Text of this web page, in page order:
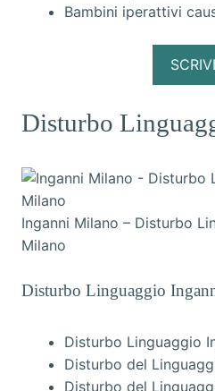
Bambini iperattivi
Disturbo
Inganni Milano – Disturbo
Milano
Disturbo Linguaggio
Disturbo Linguaggio
Disturbo del
Disturbo del